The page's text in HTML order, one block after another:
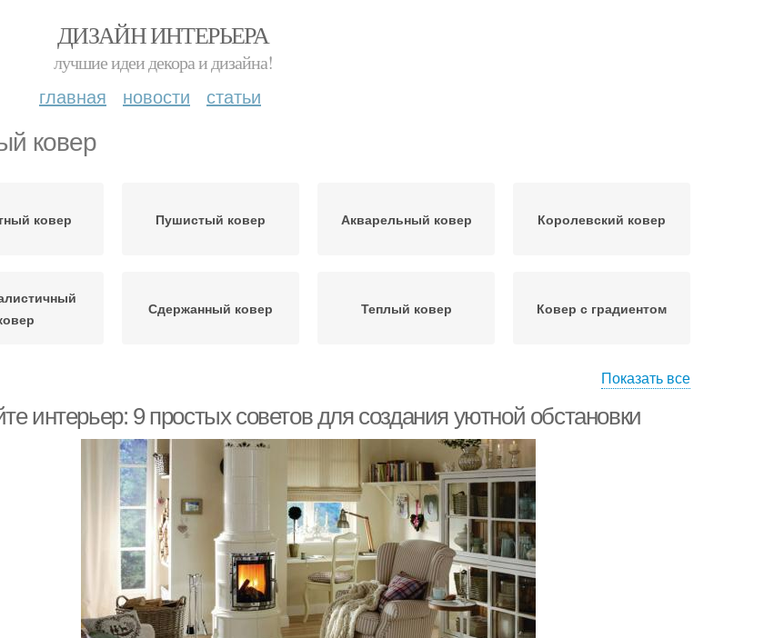
ДИЗАЙН ИНТЕРЬЕРА
лучшие идеи декора и дизайна!
главная новости статьи
ковер
ковер Пушистый ковер Акварельный ковер Королевский ковер
Сдержанный ковер Теплый ковер Ковер с градиентом
Показать все
интерьер: 9 простых советов для создания уютной обстановки